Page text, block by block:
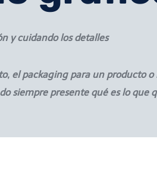
y cuidando los detalles
el packaging para un producto
siempre presente qué es lo que